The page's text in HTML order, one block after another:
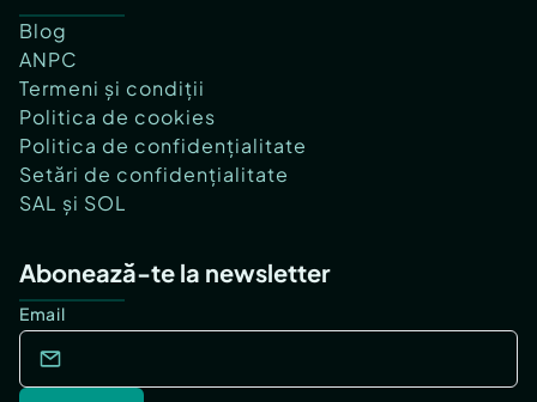
Blog
ANPC
Termeni și condiții
Politica de cookies
Politica de confidențialitate
Setări de confidențialitate
SAL și SOL
Abonează-te la newsletter
Email